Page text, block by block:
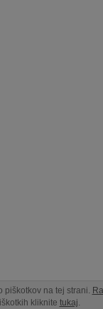
piškotkov na tej strani.
kliknite tukaj.